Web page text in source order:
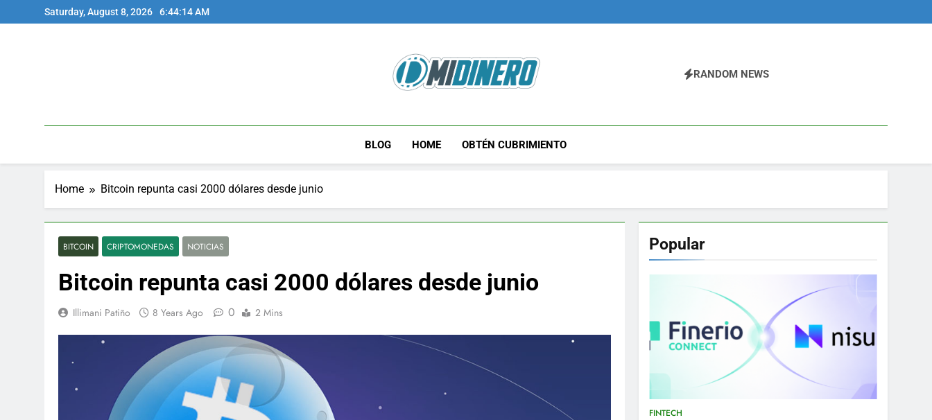
to
Saturday, August 8, 2026 6:44:14 AM
Midinero.co
RANDOM NEWS
BLOG HOME OBTÉN CUBRIMIENTO
Home Bitcoin repunta casi 2000 dólares desde junio
BITCOIN CRIPTOMONEDAS NOTICIAS
Bitcoin repunta casi 2000 dólares desde junio
Illimani Patiño 8 Years Ago 0 2 Mins
Popular
FINTECH